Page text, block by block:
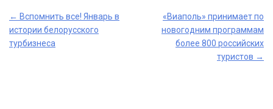
Post
navigation
← Вспомнить все! Январь в
истории белорусского
турбизнеса
«Виаполь» принимает по
новогодним программам
более 800 российских
туристов →